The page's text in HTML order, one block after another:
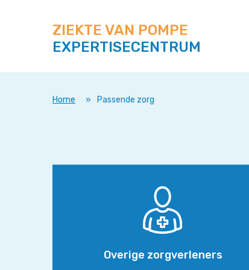
naar
content
deze
site
ZIEKTE VAN POMPE
EXPERTISECENTRUM
Home » Passende zorg
zorgverleners
Overige zorgverleners